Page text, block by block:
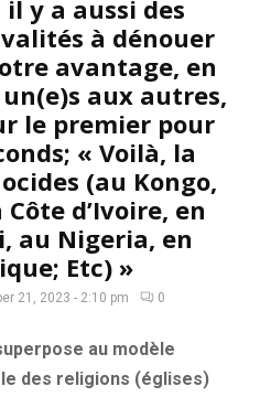
y a aussi des
à dénouer
avantage, en
aux autres,
le premier pour
« Voilà, la
(au Kongo,
d’Ivoire, en
au Nigeria, en
Etc) »
21, 2023 - 2:10 pm 0
au modèle
des religions (églises)